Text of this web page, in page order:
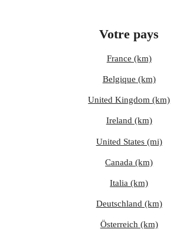
Votre pays
France (km)
Belgique (km)
United Kingdom (km)
Ireland (km)
United States (mi)
Canada (km)
Italia (km)
Deutschland (km)
Österreich (km)